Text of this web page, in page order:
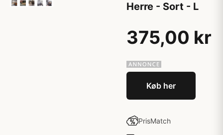
Herre - Sort - L
375,00 kr
Køb her
PrisMatch